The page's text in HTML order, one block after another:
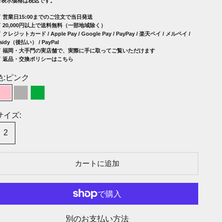
業日15:00までのご注文で当日発送
円以上で送料無料（一部地域除く）
レジットカード / Apple Pay / Google Pay / PayPay / 楽天ペイ / メルペイ /
（後払い） / PayPal
福岡・大手門の実店舗で、実際に手に取ってご覧いただけます
品・交換ポリシーはこちら
: ピンク
ピンクグレーグリーン
イズ:
2
カートに追加
別のお支払い方法